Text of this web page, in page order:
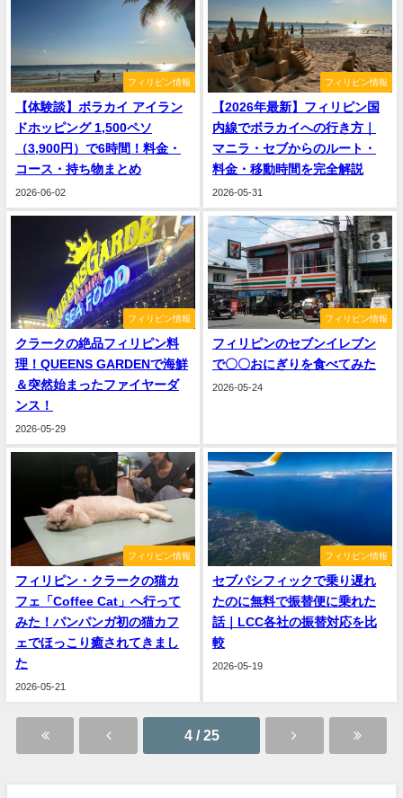
フィリピン情報
【体験談】ボラカイ アイラン
ドホッピング 1,500ペソ
（3,900円）で6時間！料金・
コース・持ち物まとめ
2026-06-02
フィリピン情報
【2026年最新】フィリピン国
内線でボラカイへの行き方｜
マニラ・セブからのルート・
料金・移動時間を完全解説
2026-05-31
フィリピン情報
クラークの絶品フィリピン料
理！QUEENS GARDENで海鮮
＆突然始まったファイヤーダ
ンス！
2026-05-29
フィリピン情報
フィリピンのセブンイレブン
で〇〇おにぎりを食べてみた
2026-05-24
フィリピン情報
フィリピン・クラークの猫カ
フェ「Coffee Cat」へ行って
みた！パンパンガ初の猫カフ
ェでほっこり癒されてきまし
た
2026-05-21
フィリピン情報
セブパシフィックで乗り遅れ
たのに無料で振替便に乗れた
話｜LCC各社の振替対応を比
較
2026-05-19
4 / 25